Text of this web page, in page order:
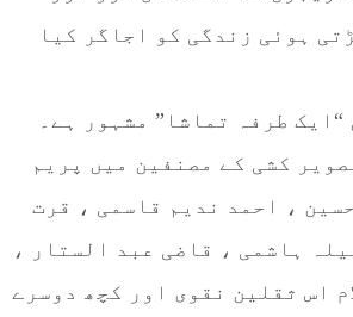
ہوئی زندگی کو اجاگر کیا
طرفہ تماشا” مشہور ہے۔
کشی کے مصنفین میں پریم
، احمد ندیم قاسمی ، قرت
ہاشمی ، قاضی عبد الستار ،
اس ثقلین نقوی اور کچھ دوسرے